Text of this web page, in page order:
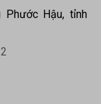
Hậu, tỉnh